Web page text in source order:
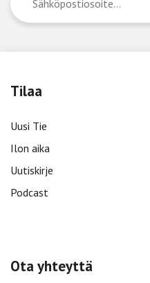
Tilaa
Uusi Tie
Ilon aika
Uutiskirje
Podcast
Ota yhteyttä